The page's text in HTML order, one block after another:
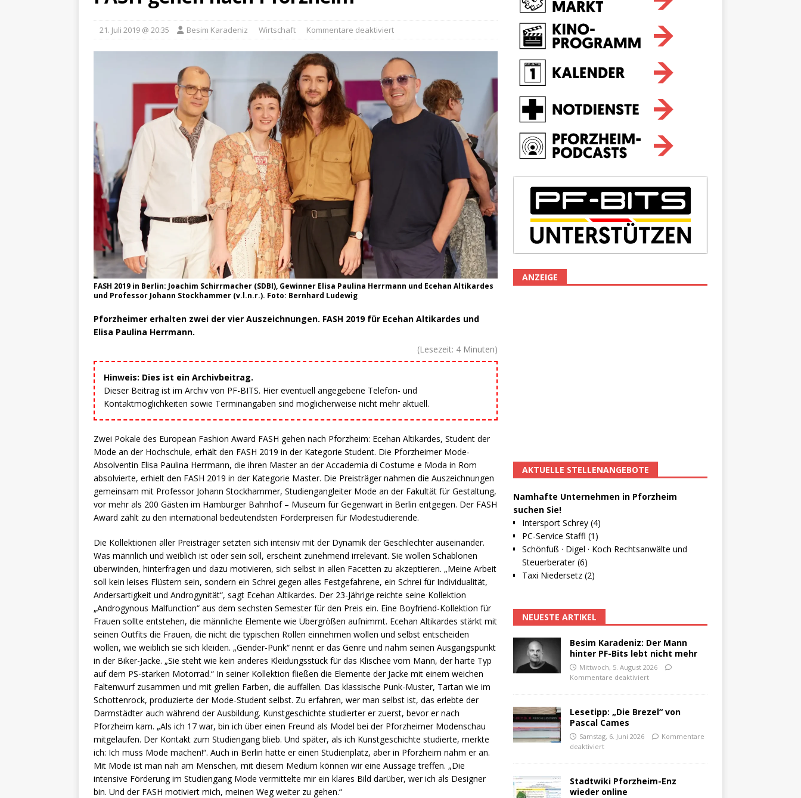
21. Juli 2019 @ 20:35 Besim Karadeniz Wirtschaft Kommentare deaktiviert
FASH 2019 in Berlin: Joachim Schirrmacher (SDBI), Gewinner Elisa Paulina Herrmann und Ecehan Altikardes
und Professor Johann Stockhammer (v.l.n.r.). Foto: Bernhard Ludewig
Pforzheimer erhalten zwei der vier Auszeichnungen. FASH 2019 für Ecehan Altikardes und
Elisa Paulina Herrmann.
(Lesezeit: 4 Minuten)
Hinweis: Dies ist ein Archivbeitrag.
Dieser Beitrag ist im Archiv von PF-BITS. Hier eventuell angegebene Telefon- und
Kontaktmöglichkeiten sowie Terminangaben sind möglicherweise nicht mehr aktuell.
Zwei Pokale des European Fashion Award FASH gehen nach Pforzheim: Ecehan Altikardes, Student der
Mode an der Hochschule, erhält den FASH 2019 in der Kategorie Student. Die Pforzheimer Mode-
Absolventin Elisa Paulina Herrmann, die ihren Master an der Accademia di Costume e Moda in Rom
absolvierte, erhielt den FASH 2019 in der Kategorie Master. Die Preisträger nahmen die Auszeichnungen
gemeinsam mit Professor Johann Stockhammer, Studiengangleiter Mode an der Fakultät für Gestaltung,
vor mehr als 200 Gästen im Hamburger Bahnhof – Museum für Gegenwart in Berlin entgegen. Der FASH
Award zählt zu den international bedeutendsten Förderpreisen für Modestudierende.
Die Kollektionen aller Preisträger setzten sich intensiv mit der Dynamik der Geschlechter auseinander.
Was männlich und weiblich ist oder sein soll, erscheint zunehmend irrelevant. Sie wollen Schablonen
überwinden, hinterfragen und dazu motivieren, sich selbst in allen Facetten zu akzeptieren. „Meine Arbeit
soll kein leises Flüstern sein, sondern ein Schrei gegen alles Festgefahrene, ein Schrei für Individualität,
Andersartigkeit und Androgynität“, sagt Ecehan Altikardes. Der 23-Jährige reichte seine Kollektion
„Androgynous Malfunction“ aus dem sechsten Semester für den Preis ein. Eine Boyfriend-Kollektion für
Frauen sollte entstehen, die männliche Elemente wie Übergrößen aufnimmt. Ecehan Altikardes stärkt mit
seinen Outfits die Frauen, die nicht die typischen Rollen einnehmen wollen und selbst entscheiden
wollen, wie weiblich sie sich kleiden. „Gender-Punk“ nennt er das Genre und nahm seinen Ausgangspunkt
in der Biker-Jacke. „Sie steht wie kein anderes Kleidungsstück für das Klischee vom Mann, der harte Typ
auf dem PS-starken Motorrad.“ In seiner Kollektion fließen die Elemente der Jacke mit einem weichen
Faltenwurf zusammen und mit grellen Farben, die auffallen. Das klassische Punk-Muster, Tartan wie im
Schottenrock, produzierte der Mode-Student selbst. Zu erfahren, wer man selbst ist, das erlebte der
Darmstädter auch während der Ausbildung. Kunstgeschichte studierter er zuerst, bevor er nach
Pforzheim kam. „Als ich 17 war, bin ich über einen Freund als Model bei der Pforzheimer Modenschau
mitgelaufen. Der Kontakt zum Studiengang blieb. Und später, als ich Kunstgeschichte studierte, merkte
ich: Ich muss Mode machen!“. Auch in Berlin hatte er einen Studienplatz, aber in Pforzheim nahm er an.
Mit Mode ist man nah am Menschen, mit diesem Medium können wir eine Aussage treffen. „Die
intensive Förderung im Studiengang Mode vermittelte mir ein klares Bild darüber, wer ich als Designer
bin. Und der FASH motiviert mich, meinen Weg weiter zu gehen.“
ANZEIGE
AKTUELLE STELLENANGEBOTE
Namhafte Unternehmen in Pforzheim
suchen Sie!
Intersport Schrey (4)
PC-Service Staffl (1)
Schönfuß · Digel · Koch Rechtsanwälte und
Steuerberater (6)
Taxi Niedersetz (2)
NEUESTE ARTIKEL
Besim Karadeniz: Der Mann
hinter PF-Bits lebt nicht mehr
Mittwoch, 5. August 2026
Kommentare deaktiviert
Lesetipp: „Die Brezel“ von
Pascal Cames
Samstag, 6. Juni 2026
Kommentare
deaktiviert
Stadtwiki Pforzheim-Enz
wieder online